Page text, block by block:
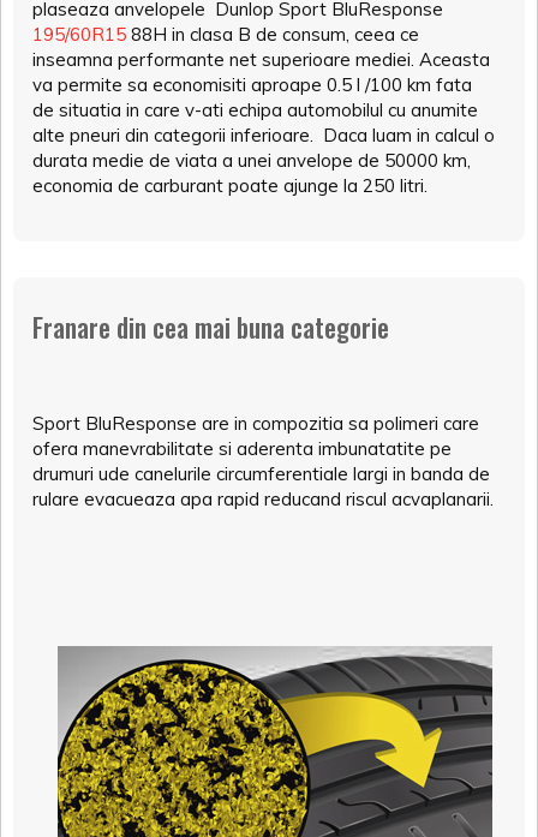
plaseaza anvelopele Dunlop Sport BluResponse
195/60R15 88H in clasa B de consum, ceea ce
inseamna performante net superioare mediei. Aceasta
va permite sa economisiti aproape 0.5 l /100 km fata
de situatia in care v-ati echipa automobilul cu anumite
alte pneuri din categorii inferioare. Daca luam in calcul o
durata medie de viata a unei anvelope de 50000 km,
economia de carburant poate ajunge la 250 litri.
Franare din cea mai buna categorie
Sport BluResponse are in compozitia sa polimeri care
ofera manevrabilitate si aderenta imbunatatite pe
drumuri ude canelurile circumferentiale largi in banda de
rulare evacueaza apa rapid reducand riscul acvaplanarii.